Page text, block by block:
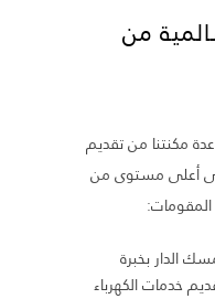
من
مكنتنا من تقديم
أعلى مستوى من
المقومات:
الدار بخبرة
خدمات الكهرباء